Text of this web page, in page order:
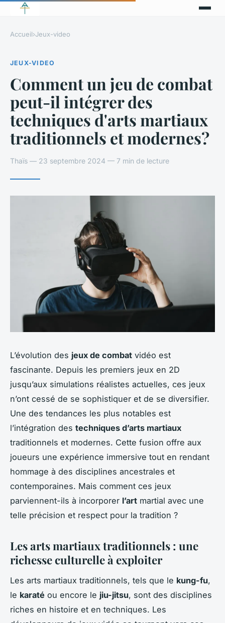
Accueil›Jeux-video
JEUX-VIDEO
Comment un jeu de combat
peut-il intégrer des
techniques d'arts martiaux
traditionnels et modernes?
Thaïs — 23 septembre 2024 — 7 min de lecture
L’évolution des jeux de combat vidéo est
fascinante. Depuis les premiers jeux en 2D
jusqu’aux simulations réalistes actuelles, ces jeux
n’ont cessé de se sophistiquer et de se diversifier.
Une des tendances les plus notables est
l’intégration des techniques d’arts martiaux
traditionnels et modernes. Cette fusion offre aux
joueurs une expérience immersive tout en rendant
hommage à des disciplines ancestrales et
contemporaines. Mais comment ces jeux
parviennent-ils à incorporer l’art martial avec une
telle précision et respect pour la tradition ?
Les arts martiaux traditionnels : une
richesse culturelle à exploiter
Les arts martiaux traditionnels, tels que le kung-fu,
le karaté ou encore le jiu-jitsu, sont des disciplines
riches en histoire et en techniques. Les